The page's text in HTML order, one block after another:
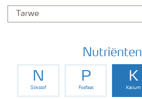
Gewassen
Toolbox
Nutriënten
N
Stikstof
P
Fosfaat
K
Kalium